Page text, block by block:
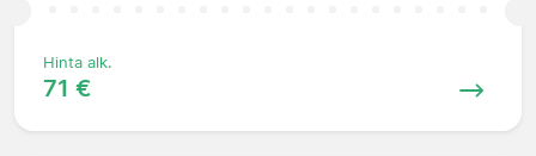
Hinta alk.
71 €